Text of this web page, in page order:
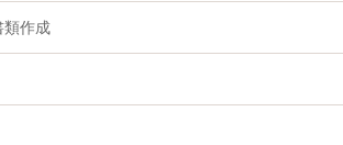
類作成